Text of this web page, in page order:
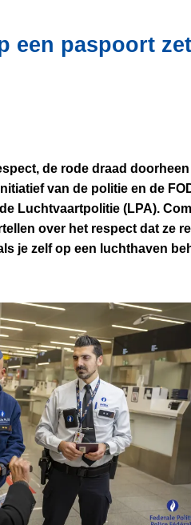
een paspoort
de rode draad
van de politie en de
Luchtvaartpolitie (LPA).
over het respect dat ze
je zelf op een luchthaven